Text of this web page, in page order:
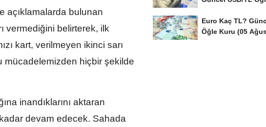
açıklamalarda bulunan
vermediğini belirterek, ilk
kart, verilmeyen ikinci sarı
mücadelemizden hiçbir şekilde
inandıklarını aktaran
devam edecek. Sahada
Euro Kaç TL?
Öğle Kuru (05